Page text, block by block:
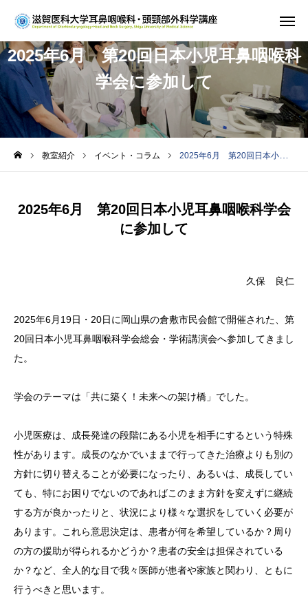
2025年6月 第20回日本小児耳鼻咽喉科
学会に参加して
教室紹介 イベント・コラム 2025年6月 第20回日本小児耳鼻咽喉科学会に参加して
2025年6月 第20回日本小児耳鼻咽喉科学会
に参加して
久保 良仁
2025年6月19日・20日に岡山県の倉敷市民会館で開催された、第
20回日本小児耳鼻咽喉科学会総会・学術講演会へ参加してきまし
た。
学会のテーマは「共に築く！未来への架け橋」でした。
小児医療は、成長発達の段階にある小児を相手にするという特殊
性があります。成長のなかでいままで行ってきた治療よりも別の
方針に切り替えることが必要になったり、あるいは、成長してい
ても、特にお困りでないのであればこのまま方針を変えずに継続
する方が良かったりと、状況により様々な選択をしていく必要が
あります。これら意思決定は、患者が何を希望しているか？周り
の方の援助が得られるかどうか？患者の安全は担保されている
か？など、全人的な目で我々医師が患者や家族と関わり、ともに
行うべきと思います。
ホーム
教室紹介
診療案内
研究